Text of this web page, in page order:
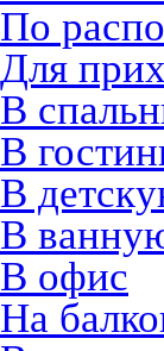
По
Для
В
В
В
В
В офис
На